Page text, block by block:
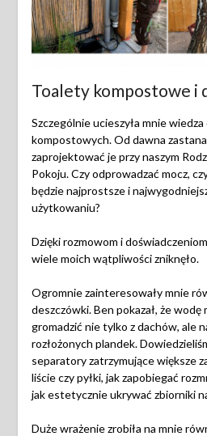
Toalety kompostowe i
Szczególnie ucieszyła mnie
kompostowych. Od dawna
zaprojektować je przy naszym
Pokoju. Czy odprowadzać mocz,
będzie najprostsze i
użytkowaniu?
Dzięki rozmowom i
wiele moich wątpliwości zniknęło.
Ogromnie zainteresowały mnie
deszczówki. Ben pokazał, że
gromadzić nie tylko z dachów, ale
rozłożonych plandek.
separatory zatrzymujące większe
liście czy pyłki, jak zapobiegać
jak estetycznie ukrywać zbiorniki
Duże wrażenie zrobiła na mnie